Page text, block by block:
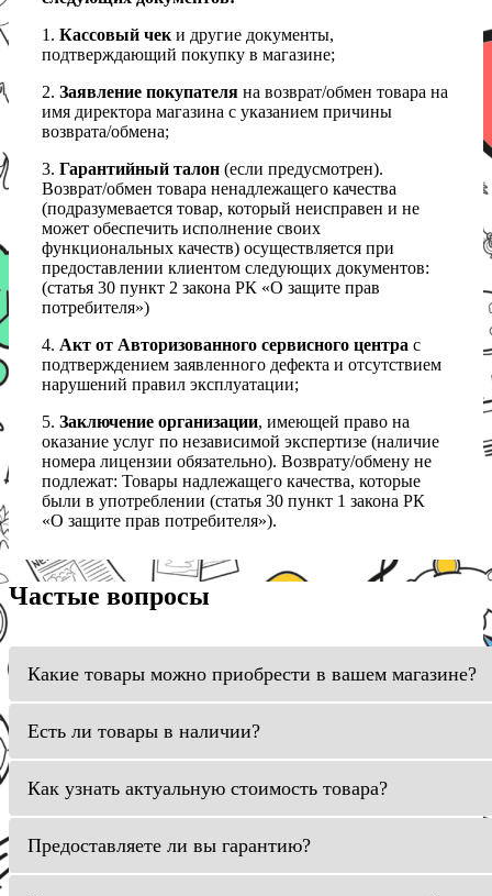
1. Кассовый чек и другие документы,
подтверждающий покупку в магазине;
2. Заявление покупателя на возврат/обмен товара на
имя директора магазина с указанием причины
возврата/обмена;
3. Гарантийный талон (если предусмотрен).
Возврат/обмен товара ненадлежащего качества
(подразумевается товар, который неисправен и не
может обеспечить исполнение своих
функциональных качеств) осуществляется при
предоставлении клиентом следующих документов:
(статья 30 пункт 2 закона РК «О защите прав
потребителя»)
4. Акт от Авторизованного сервисного центра с
подтверждением заявленного дефекта и отсутствием
нарушений правил эксплуатации;
5. Заключение организации, имеющей право на
оказание услуг по независимой экспертизе (наличие
номера лицензии обязательно). Возврату/обмену не
подлежат: Товары надлежащего качества, которые
были в употреблении (статья 30 пункт 1 закона РК
«О защите прав потребителя»).
Частые вопросы
Какие товары можно приобрести в вашем магазине?
Есть ли товары в наличии?
Как узнать актуальную стоимость товара?
Предоставляете ли вы гарантию?